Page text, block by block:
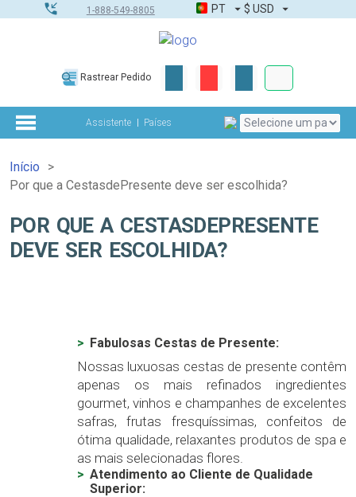
1-888-549-8805 PT $ USD
Rastrear Pedido
Assistente Países
Início
Por que a CestasdePresente deve ser escolhida?
POR QUE A CESTASDEPRESENTE
DEVE SER ESCOLHIDA?
Fabulosas Cestas de Presente:
Nossas luxuosas cestas de presente contêm
apenas os mais refinados ingredientes
gourmet, vinhos e champanhes de excelentes
safras, frutas fresquíssimas, confeitos de
ótima qualidade, relaxantes produtos de spa e
as mais selecionadas flores.
Atendimento ao Cliente de Qualidade
Superior: